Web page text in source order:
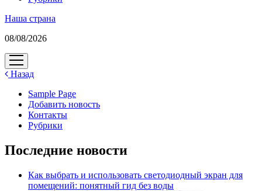
Наша страна
08/08/2026
открыть
меню
Назад
Sample Page
Добавить новость
Контакты
Рубрики
Последние новости
Как выбрать и использовать светодиодный экран для
помещений: понятный гид без воды